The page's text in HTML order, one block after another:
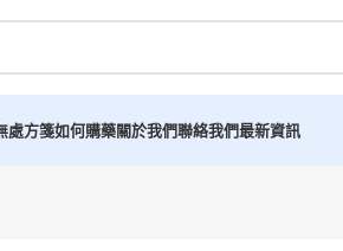
處方箋如何購藥關於我們聯絡我們最新資訊